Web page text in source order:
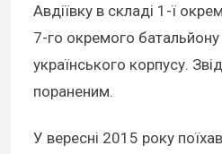
Авдіївку в складі 1-ї
7-го окремого
українського корпусу.
пораненим.
У вересні 2015 року